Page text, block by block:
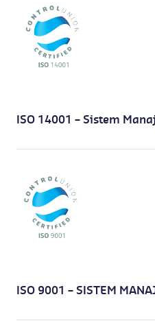
ISO 14001 – Sistem
ISO 9001 – SISTEM